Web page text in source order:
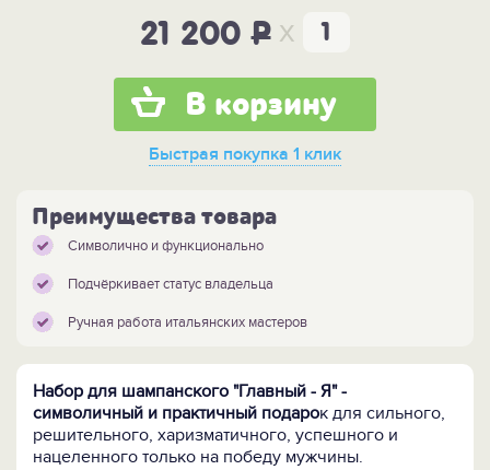
21 200P x
В корзину
Быстрая покупка 1 клик
Преимущества товара
Символично и функционально
Подчёркивает статус владельца
Ручная работа итальянских мастеров
Набор для шампанского "Главный - Я" -
символичный и практичный подарок для сильного,
решительного, харизматичного, успешного и
нацеленного только на победу мужчины.